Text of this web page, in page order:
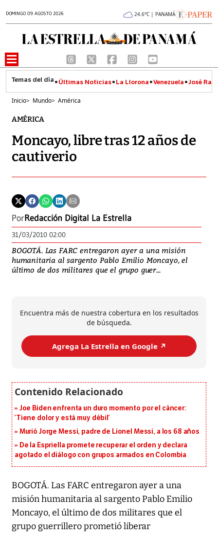
DOMINGO 09 AGOSTO 2026 24.6°C | PANAMÁ
Últimas Noticias La Llorona Venezuela José
Inicio> Mundo> América
AMÉRICA
Moncayo, libre tras 12 años de
cautiverio
PorRedacción Digital La Estrella
31/03/2010 02:00
BOGOTÁ. Las FARC entregaron ayer a una misión
humanitaria al sargento Pablo Emilio Moncayo, el
último de dos militares que el grupo guer...
Encuentra más de nuestra cobertura en los resultados
de búsqueda.
Agrega La Estrella en Google ↗️
Joe Biden enfrenta un duro momento por el cáncer:
‘Tiene dolor y está muy débil’
Murió Jorge Messi, padre de Lionel Messi, a los 68 años
De la Espriella promete recuperar el orden y declara
agotado el diálogo con grupos armados en Colombia
BOGOTÁ. Las FARC entregaron ayer a una
misión humanitaria al sargento Pablo Emilio
Moncayo, el último de dos militares que el
grupo guerrillero prometió liberar